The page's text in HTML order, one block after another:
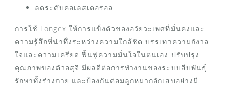
ลดระดับคอเลสเตอรอล
การใช้ Longex ให้การแข็งตัวของอวัยวะเพศที่มั่นคงและ
ความรู้สึกที่น่าทึ่งระหว่างความใกล้ชิด บรรเทาความกังวล
ใจและความเครียด ฟื้นฟูความมั่นใจในตนเอง ปรับปรุง
คุณภาพของตัวอสุจิ มีผลดีต่อการทำงานของระบบสืบพันธุ์
รักษาทั้งร่างกาย และป้องกันต่อมลูกหมากอักเสบอย่างมี